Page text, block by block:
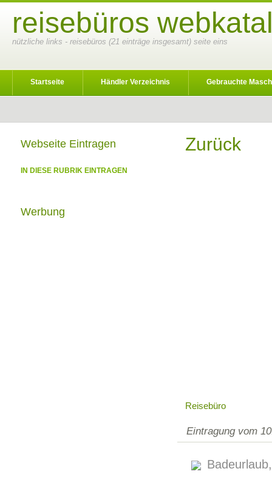
reisebüros
nützliche links - reisebüros (21 einträge insgesamt) seite eins
Startseite Händler Verzeichnis Gebrauchte
Zurück
Reisebüro
Eintragung vom
Webseite Eintragen
IN DIESE RUBRIK EINTRAGEN
Werbung